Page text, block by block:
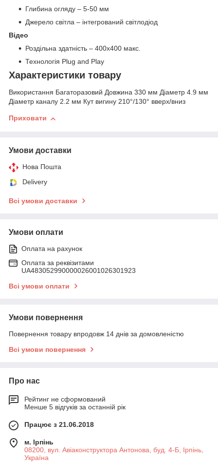
Глибина огляду – 5-50 мм
Джерело світла – інтегрований світлодіод
Відео
Роздільна здатність – 400х400 макс.
Технологія Plug and Play
Характеристики товару
Використання Багаторазовий Довжина 330 мм Діаметр 4.9 мм
Діаметр каналу 2.2 мм Кут вигину 210°/130° вверх/вниз
Приховати
Умови доставки
Нова Пошта
Delivery
Всі умови доставки
Умови оплати
Оплата на рахунок
Оплата за реквізитами
UA483052990000026001026301923
Всі умови оплати
Умови повернення
Повернення товару впродовж 14 днів за домовленістю
Всі умови повернення
Про нас
Рейтинг не сформований
Менше 5 відгуків за останній рік
Працює з 21.06.2018
м. Ірпінь
08200, вул. Авіаконструктора Антонова, буд. 4-Б, Ірпінь,
Україна